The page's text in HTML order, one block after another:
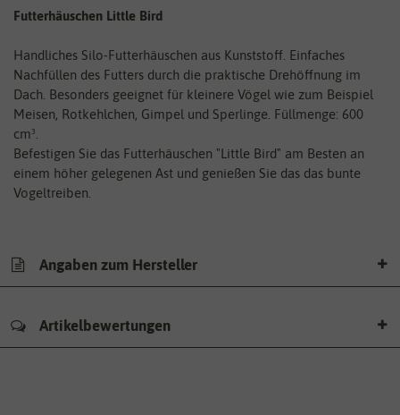
Futterhäuschen Little Bird
Handliches Silo-Futterhäuschen aus Kunststoff. Einfaches
Nachfüllen des Futters durch die praktische Drehöffnung im
Dach. Besonders geeignet für kleinere Vögel wie zum Beispiel
Meisen, Rotkehlchen, Gimpel und Sperlinge. Füllmenge: 600
cm³.
Befestigen Sie das Futterhäuschen "Little Bird" am Besten an
einem höher gelegenen Ast und genießen Sie das das bunte
Vogeltreiben.
Angaben zum Hersteller
Artikelbewertungen